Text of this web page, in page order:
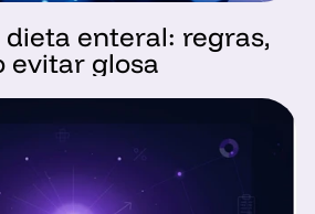
enteral: regras,
evitar glosa